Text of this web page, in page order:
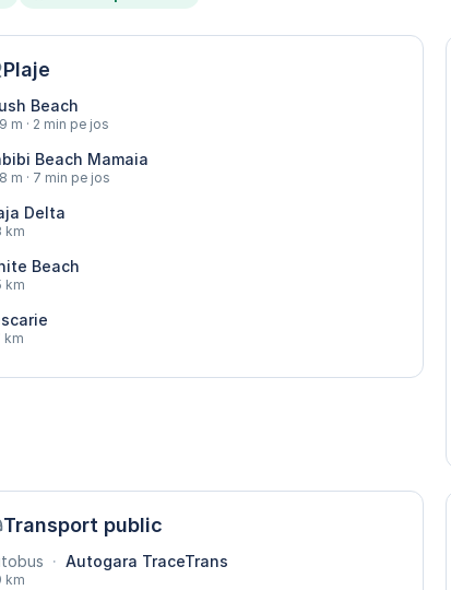
Plaje
Beach
m · 2 min pe jos
Beach Mamaia
m · 7 min pe jos
Delta
km
Beach
km
km
Transport public
· Autogara TraceTrans
km